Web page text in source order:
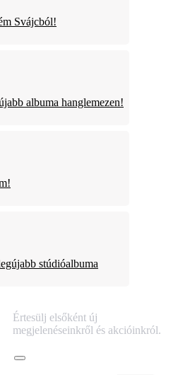
Svájcból!
albuma hanglemezen!
stúdióalbuma
Értesülj elsőként új
megjelenéseinkről és akcióinkról.